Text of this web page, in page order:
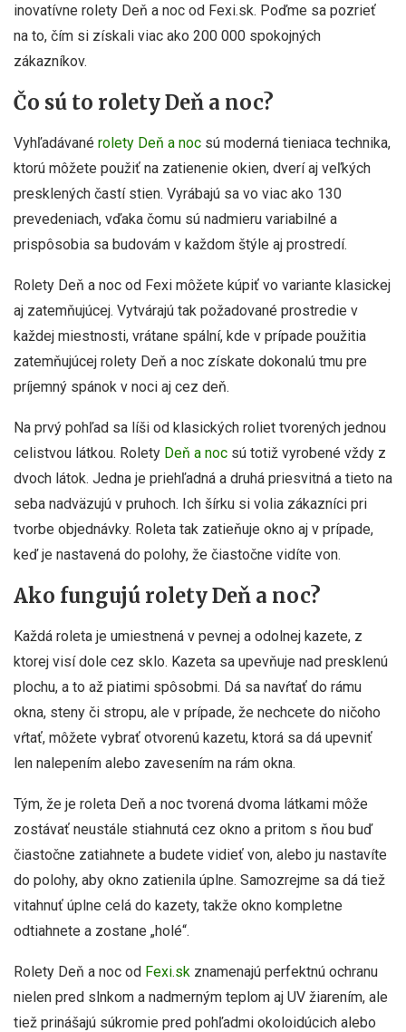
inovatívne rolety Deň a noc od Fexi.sk. Poďme sa pozrieť
na to, čím si získali viac ako 200 000 spokojných
zákazníkov.
Čo sú to rolety Deň a noc?
Vyhľadávané rolety Deň a noc sú moderná tieniaca technika,
ktorú môžete použiť na zatienenie okien, dverí aj veľkých
presklených častí stien. Vyrábajú sa vo viac ako 130
prevedeniach, vďaka čomu sú nadmieru variabilné a
prispôsobia sa budovám v každom štýle aj prostredí.
Rolety Deň a noc od Fexi môžete kúpiť vo variante klasickej
aj zatemňujúcej. Vytvárajú tak požadované prostredie v
každej miestnosti, vrátane spální, kde v prípade použitia
zatemňujúcej rolety Deň a noc získate dokonalú tmu pre
príjemný spánok v noci aj cez deň.
Na prvý pohľad sa líši od klasických roliet tvorených jednou
celistvou látkou. Rolety Deň a noc sú totiž vyrobené vždy z
dvoch látok. Jedna je priehľadná a druhá priesvitná a tieto na
seba nadväzujú v pruhoch. Ich šírku si volia zákazníci pri
tvorbe objednávky. Roleta tak zatieňuje okno aj v prípade,
keď je nastavená do polohy, že čiastočne vidíte von.
Ako fungujú rolety Deň a noc?
Každá roleta je umiestnená v pevnej a odolnej kazete, z
ktorej visí dole cez sklo. Kazeta sa upevňuje nad presklenú
plochu, a to až piatimi spôsobmi. Dá sa navŕtať do rámu
okna, steny či stropu, ale v prípade, že nechcete do ničoho
vŕtať, môžete vybrať otvorenú kazetu, ktorá sa dá upevniť
len nalepením alebo zavesením na rám okna.
Tým, že je roleta Deň a noc tvorená dvoma látkami môže
zostávať neustále stiahnutá cez okno a pritom s ňou buď
čiastočne zatiahnete a budete vidieť von, alebo ju nastavíte
do polohy, aby okno zatienila úplne. Samozrejme sa dá tiež
vitahnuť úplne celá do kazety, takže okno kompletne
odtiahnete a zostane „holé“.
Rolety Deň a noc od Fexi.sk znamenajú perfektnú ochranu
nielen pred slnkom a nadmerným teplom aj UV žiarením, ale
tiež prinášajú súkromie pred pohľadmi okoloidúcich alebo